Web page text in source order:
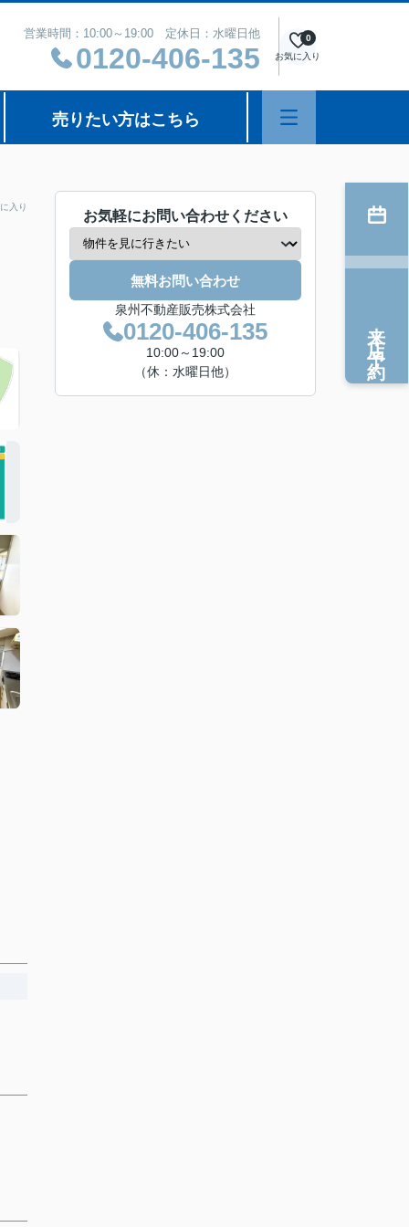
営業時間：10:00～19:00 定休日：水曜日他
0120-406-135 お気に入り
0
売りたい方はこちら
入り
お気軽にお問い合わせください
無料お問い合わせ
泉州不動産販売株式会社
0120-406-135
10:00～19:00
（休：水曜日他）
来店予約